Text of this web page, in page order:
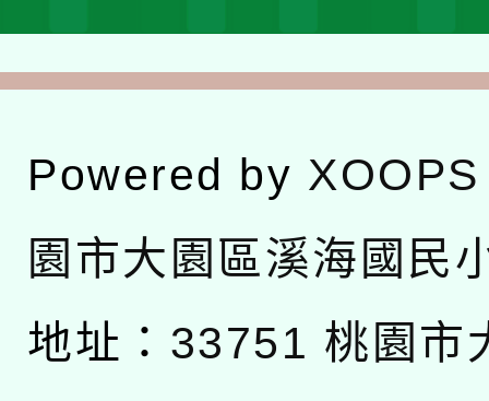
Powered by XOOPS
園市大園區溪海國民
地址： 33751 桃園市